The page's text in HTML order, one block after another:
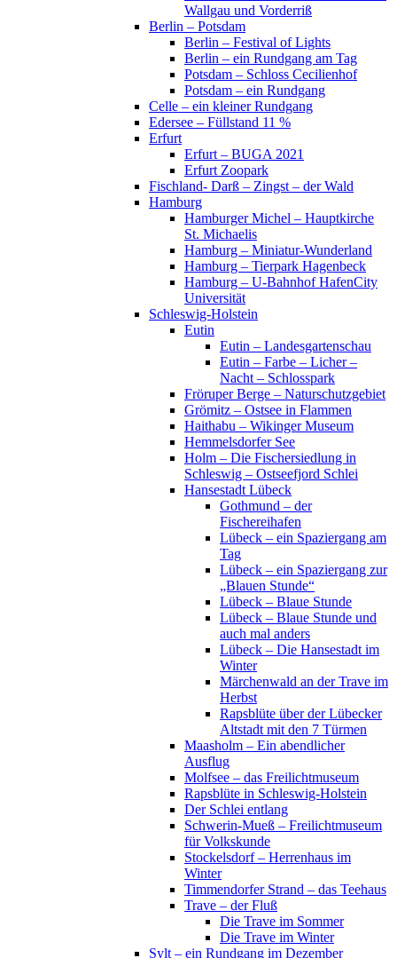
Wallgau und Vorderriß
Berlin – Potsdam
Berlin – Festival of Lights
Berlin – ein Rundgang am Tag
Potsdam – Schloss Cecilienhof
Potsdam – ein Rundgang
Celle – ein kleiner Rundgang
Edersee – Füllstand 11 %
Erfurt
Erfurt – BUGA 2021
Erfurt Zoopark
Fischland- Darß – Zingst – der Wald
Hamburg
Hamburger Michel – Hauptkirche
St. Michaelis
Hamburg – Miniatur-Wunderland
Hamburg – Tierpark Hagenbeck
Hamburg – U-Bahnhof HafenCity
Universität
Schleswig-Holstein
Eutin
Eutin – Landesgartenschau
Eutin – Farbe – Licher –
Nacht – Schlosspark
Fröruper Berge – Naturschutzgebiet
Grömitz – Ostsee in Flammen
Haithabu – Wikinger Museum
Hemmelsdorfer See
Holm – Die Fischersiedlung in
Schleswig – Ostseefjord Schlei
Hansestadt Lübeck
Gothmund – der
Fischereihafen
Lübeck – ein Spaziergang am
Tag
Lübeck – ein Spaziergang zur
„Blauen Stunde“
Lübeck – Blaue Stunde
Lübeck – Blaue Stunde und
auch mal anders
Lübeck – Die Hansestadt im
Winter
Märchenwald an der Trave im
Herbst
Rapsblüte über der Lübecker
Altstadt mit den 7 Türmen
Maasholm – Ein abendlicher
Ausflug
Molfsee – das Freilichtmuseum
Rapsblüte in Schleswig-Holstein
Der Schlei entlang
Schwerin-Mueß – Freilichtmuseum
für Volkskunde
Stockelsdorf – Herrenhaus im
Winter
Timmendorfer Strand – das Teehaus
Trave – der Fluß
Die Trave im Sommer
Die Trave im Winter
Sylt – ein Rundgang im Dezember